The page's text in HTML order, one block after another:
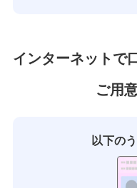
インターネットで
ご用
以下の